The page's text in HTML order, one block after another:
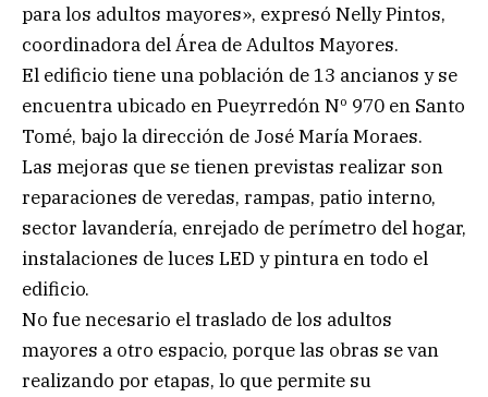
para los adultos mayores», expresó Nelly Pintos,
coordinadora del Área de Adultos Mayores.
El edificio tiene una población de 13 ancianos y se
encuentra ubicado en Pueyrredón Nº 970 en Santo
Tomé, bajo la dirección de José María Moraes.
Las mejoras que se tienen previstas realizar son
reparaciones de veredas, rampas, patio interno,
sector lavandería, enrejado de perímetro del hogar,
instalaciones de luces LED y pintura en todo el
edificio.
No fue necesario el traslado de los adultos
mayores a otro espacio, porque las obras se van
realizando por etapas, lo que permite su